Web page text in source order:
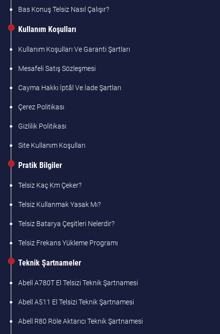
Bas Konuş Telsiz Nasıl Çalışır?
Kullanım Koşulları
Kullanım Koşulları Ve Garanti Şartları
Mesafeli Satış Sözleşmesi
Cayma Hakkı İptâl Ve İade Şartları
Çerez Politikası
Gizlilik Politikası
Site Kullanım Koşulları
Pratik Bilgiler
Telsiz Kaç Km Çeker?
Telsiz Kullanmak Yasak Mı?
Telsiz Batarya Çeşitleri Nelerdir?
Telsiz Frekans Yükleme Programı
Teknik Şartnameler
Abell A780T El Telsizi Teknik Şartnamesi
Abell A511 El Telsizi Teknik Şartnamesi
Abell R80 Röle Aktarıcı Teknik Şartnamesi